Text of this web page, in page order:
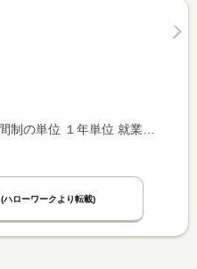
変形労働時間制 変形労働時間制の単位 １年単位 就業時間１ 9時30分〜18時30分
(ハローワークより転載)